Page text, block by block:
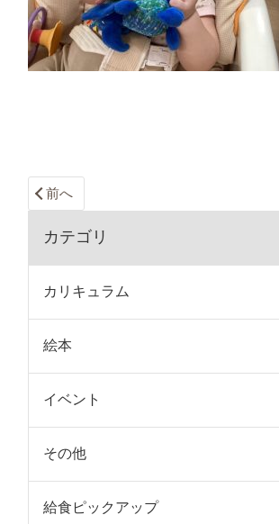
前へ
カテゴリ
カリキュラム
絵本
イベント
その他
給食ピックアップ